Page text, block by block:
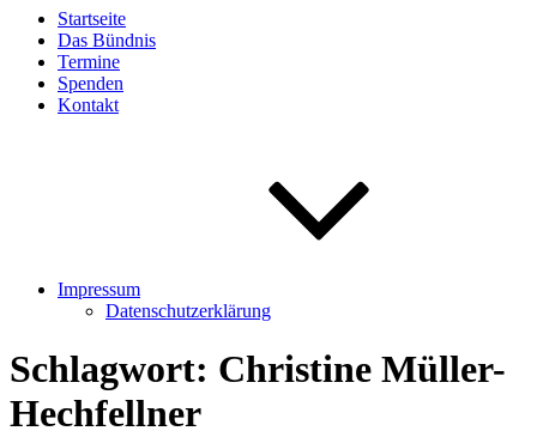
Startseite
Das Bündnis
Termine
Spenden
Kontakt
Impressum
Datenschutzerklärung
Schlagwort: Christine Müller-
Hechfellner